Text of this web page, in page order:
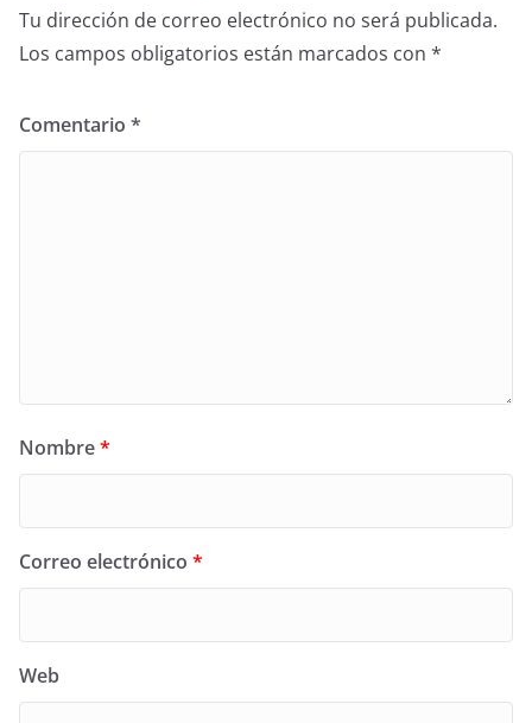
Tu dirección de correo electrónico no será publicada.
Los campos obligatorios están marcados con *
Comentario *
Nombre*
Correo electrónico *
Web